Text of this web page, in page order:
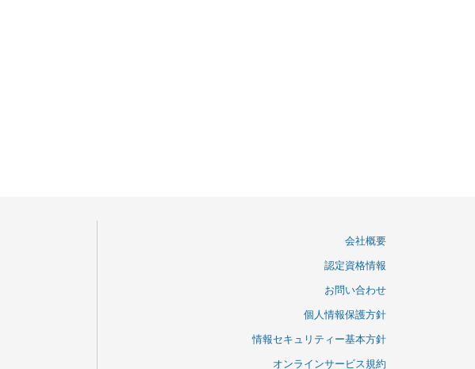
会社概要
認定資格情報
お問い合わせ
個人情報保護方針
情報セキュリティー基本方針
オンラインサービス規約